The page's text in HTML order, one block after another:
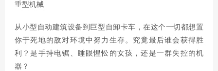
重型机械
从小型自动建筑设备到巨型自卸卡车，在这个一切都想置
你于死地的敌对环境中努力生存。究竟最后谁会获得胜
利？是手持电锯、睡眼惺忪的女孩，还是一群失控的机
器？